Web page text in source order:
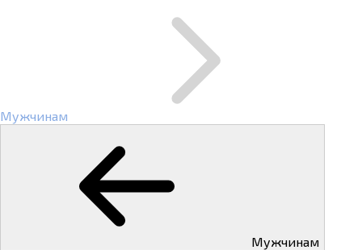
Мужчинам
Мужчинам